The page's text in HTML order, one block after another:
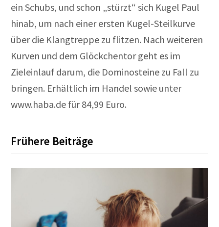
ein Schubs, und schon „stürzt“ sich Kugel Paul
hinab, um nach einer ersten Kugel-Steilkurve
über die Klangtreppe zu flitzen. Nach weiteren
Kurven und dem Glöckchentor geht es im
Zieleinlauf darum, die Dominosteine zu Fall zu
bringen. Erhältlich im Handel sowie unter
www.haba.de für 84,99 Euro.
Frühere Beiträge